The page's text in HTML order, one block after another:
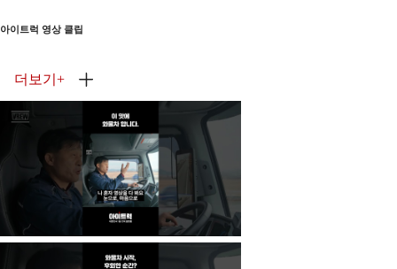
아이트럭 영상 클립
더보기 +